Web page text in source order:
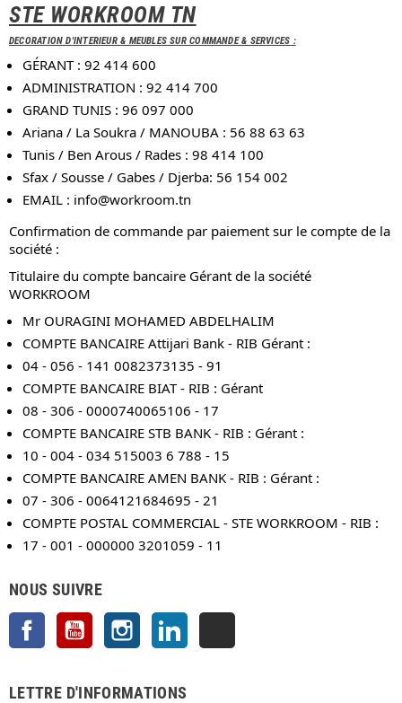
STE WORKROOM TN
DECORATION D'INTERIEUR & MEUBLES SUR COMMANDE & SERVICES :
GÉRANT : 92 414 600
ADMINISTRATION : 92 414 700
GRAND TUNIS : 96 097 000
Ariana / La Soukra / MANOUBA : 56 88 63 63
Tunis / Ben Arous / Rades : 98 414 100
Sfax / Sousse / Gabes / Djerba: 56 154 002
EMAIL : info@workroom.tn
Confirmation de commande par paiement sur le compte de la
société :
Titulaire du compte bancaire Gérant de la société
WORKROOM
Mr OURAGINI MOHAMED ABDELHALIM
COMPTE BANCAIRE Attijari Bank - RIB Gérant :
04 - 056 - 141 0082373135 - 91
COMPTE BANCAIRE BIAT - RIB : Gérant
08 - 306 - 0000740065106 - 17
COMPTE BANCAIRE STB BANK - RIB : Gérant :
10 - 004 - 034 515003 6 788 - 15
COMPTE BANCAIRE AMEN BANK - RIB : Gérant :
07 - 306 - 0064121684695 - 21
COMPTE POSTAL COMMERCIAL - STE WORKROOM - RIB :
17 - 001 - 000000 3201059 - 11
NOUS SUIVRE
Facebook YouTube Instagram
LETTRE D'INFORMATIONS